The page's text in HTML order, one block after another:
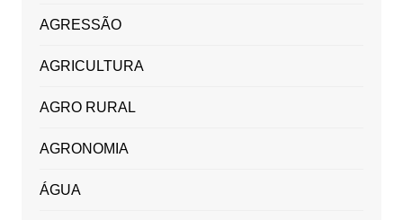
AGRESSÃO
AGRICULTURA
AGRO RURAL
AGRONOMIA
ÁGUA